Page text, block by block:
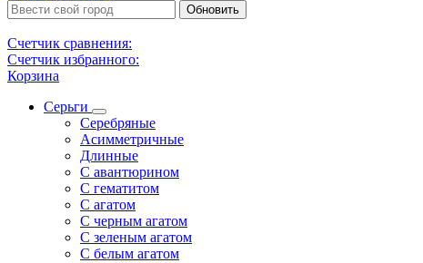
Обновить
Счетчик сравнения:
Счетчик избранного:
Корзина
Серьги
Серебряные
Асимметричные
Длинные
С авантюрином
С гематитом
С агатом
С черным агатом
С зеленым агатом
С белым агатом